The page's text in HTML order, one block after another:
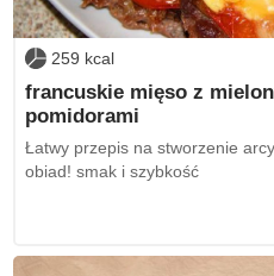
259 kcal
francuskie mięso z
pomidorami
Łatwy przepis na stworzenie
obiad! smak i szybkość